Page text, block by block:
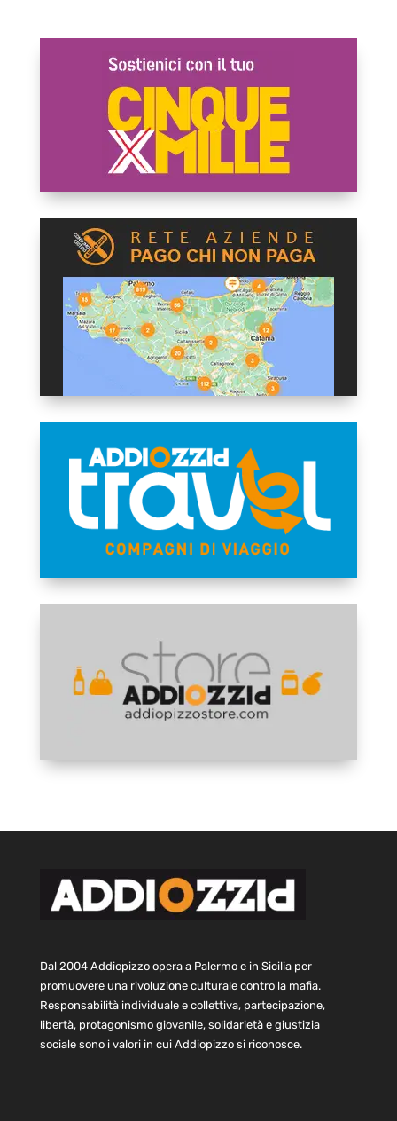
Dal 2004 Addiopizzo opera a Palermo e in Sicilia per
promuovere una rivoluzione culturale contro la mafia.
Responsabilità individuale e collettiva, partecipazione,
libertà, protagonismo giovanile, solidarietà e giustizia
sociale sono i valori in cui Addiopizzo si riconosce.